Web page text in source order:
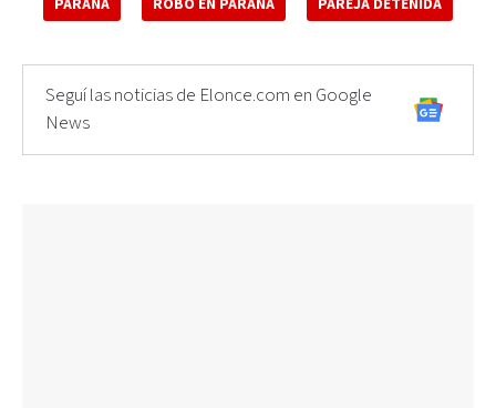
PARANÁ ROBO EN PARANÁ PAREJA DETENIDA
Seguí las noticias de Elonce.com en Google
News